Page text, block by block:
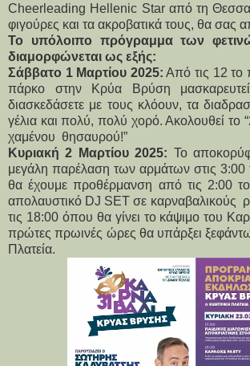
Cheerleading Hellenic Star από τη
φιγούρες και τα ακροβατικά τους, θα σας
Το υπόλοιπο πρόγραμμα των
διαμορφώνεται ως εξής:
Σάββατο 1 Μαρτίου 2025: Από τις 12 το
πάρκο στην Κρύα Βρύση
διασκεδάσετε με τους κλόουν, τα
γέλια και πολύ, πολύ χορό. Ακολουθεί το
χαμένου  θησαυρού!”
Κυριακή 2 Μαρτίου 2025: Το
μεγάλη παρέλαση των αρμάτων στις 3:00
θα έχουμε προθέρμανση από τις 2:00
απολαυστικό DJ SET σε καρναβαλικούς
τις 18:00 όπου θα γίνει το κάψιμο του
πρώτες πρωινές ώρες θα υπάρξει
Πλατεία.